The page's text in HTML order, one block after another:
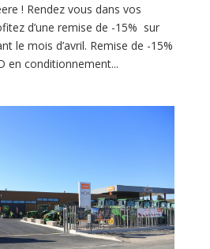
! Rendez vous dans vos
d’une remise de -15% sur
le mois d’avril. Remise de -15%
en conditionnement...